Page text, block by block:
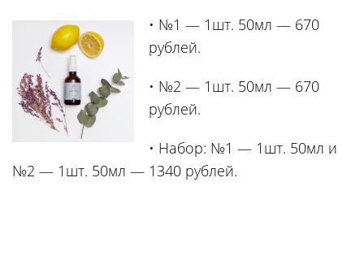
• №1 — 1шт. 50мл — 670
рублей.
• №2 — 1шт. 50мл — 670
рублей.
• Набор: №1 — 1шт. 50мл и
№2 — 1шт. 50мл — 1340 рублей.